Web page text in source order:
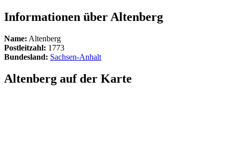
Informationen über Altenberg
Name: Altenberg
Postleitzahl: 1773
Bundesland: Sachsen-Anhalt
Altenberg auf der Karte